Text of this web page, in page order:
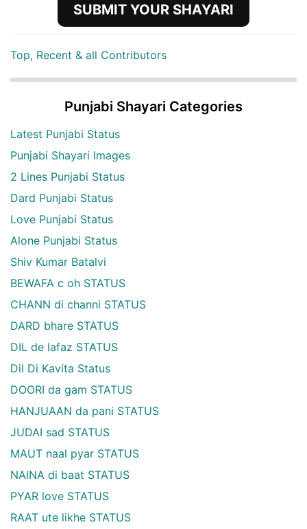
SUBMIT YOUR SHAYARI
Top, Recent & all Contributors
Punjabi Shayari Categories
Latest Punjabi Status
Punjabi Shayari Images
2 Lines Punjabi Status
Dard Punjabi Status
Love Punjabi Status
Alone Punjabi Status
Shiv Kumar Batalvi
BEWAFA c oh STATUS
CHANN di channi STATUS
DARD bhare STATUS
DIL de lafaz STATUS
Dil Di Kavita Status
DOORI da gam STATUS
HANJUAAN da pani STATUS
JUDAI sad STATUS
MAUT naal pyar STATUS
NAINA di baat STATUS
PYAR love STATUS
RAAT ute likhe STATUS